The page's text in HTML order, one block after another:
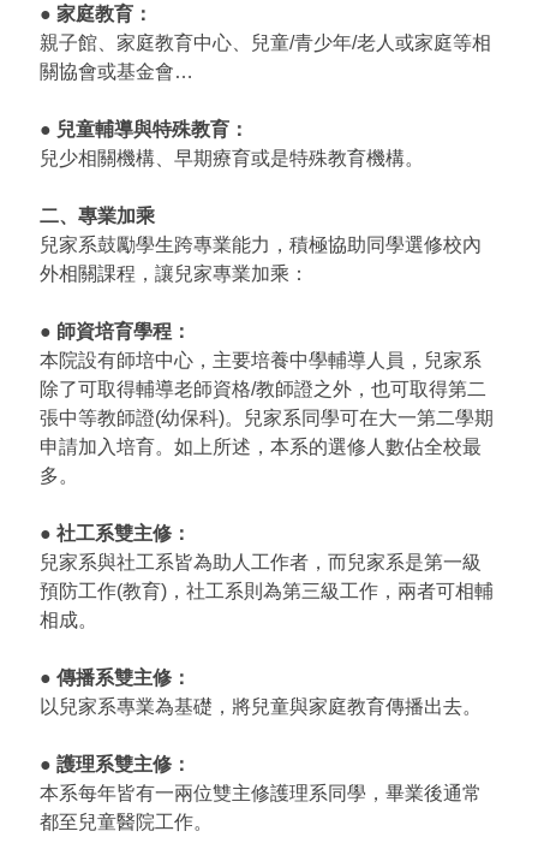
● 家庭教育：
親子館、家庭教育中心、兒童/青少年/老人或家庭等相
關協會或基金會…
● 兒童輔導與特殊教育：
兒少相關機構、早期療育或是特殊教育機構。
二、專業加乘
兒家系鼓勵學生跨專業能力，積極協助同學選修校內
外相關課程，讓兒家專業加乘：
● 師資培育學程：
本院設有師培中心，主要培養中學輔導人員，兒家系
除了可取得輔導老師資格/教師證之外，也可取得第二
張中等教師證(幼保科)。兒家系同學可在大一第二學期
申請加入培育。如上所述，本系的選修人數佔全校最
多。
● 社工系雙主修：
兒家系與社工系皆為助人工作者，而兒家系是第一級
預防工作(教育)，社工系則為第三級工作，兩者可相輔
相成。
● 傳播系雙主修：
以兒家系專業為基礎，將兒童與家庭教育傳播出去。
● 護理系雙主修：
本系每年皆有一兩位雙主修護理系同學，畢業後通常
都至兒童醫院工作。